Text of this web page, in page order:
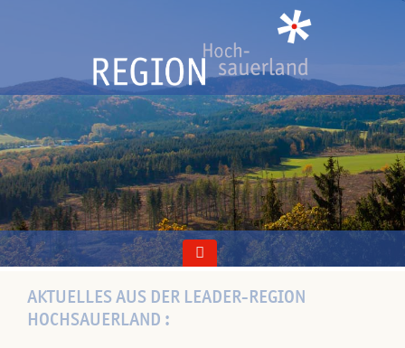
AKTUELLES AUS DER LEADER-REGION
HOCHSAUERLAND :